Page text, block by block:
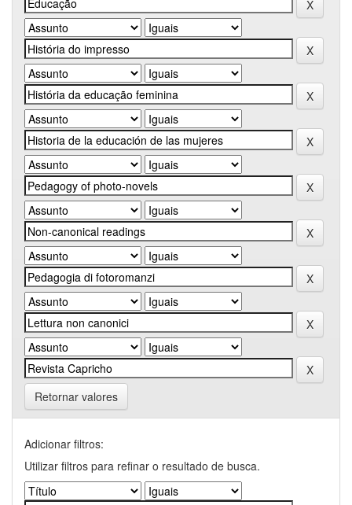
Retornar valores
Adicionar filtros:
Utilizar filtros para refinar o resultado de busca.